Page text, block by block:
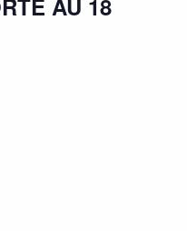
AU 18